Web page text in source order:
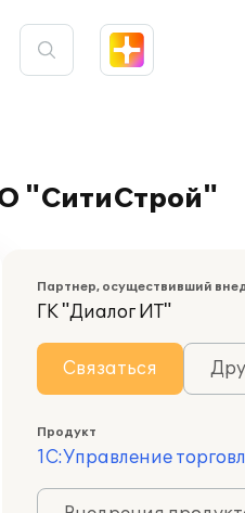
"СитиСтрой"
Партнер, осуществивший
ГК "Диалог ИТ"
Связаться
Продукт
1С:Управление